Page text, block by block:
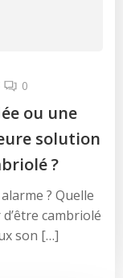
0
ou une
solution
?
? Quelle
cambriolé
son […]